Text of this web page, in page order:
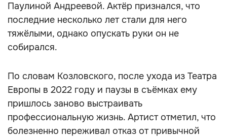
Паулиной Андреевой. Актёр признался, что
последние несколько лет стали для него
тяжёлыми, однако опускать руки он не
собирался.
По словам Козловского, после ухода из Театра
Европы в 2022 году и паузы в съёмках ему
пришлось заново выстраивать
профессиональную жизнь. Артист отметил, что
болезненно переживал отказ от привычной